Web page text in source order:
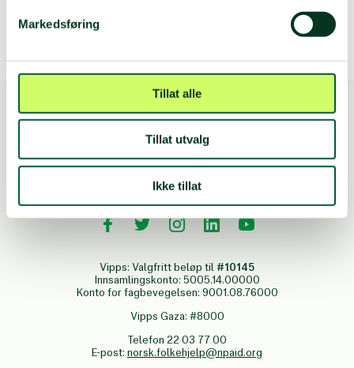
Markedsføring
Tillat alle
Tillat utvalg
Ikke tillat
Vipps: Valgfritt beløp til #10145
Innsamlingskonto: 5005.14.00000
Konto for fagbevegelsen: 9001.08.76000
Vipps Gaza: #8000
Telefon 22 03 77 00
E-post: norsk.folkehjelp@npaid.org